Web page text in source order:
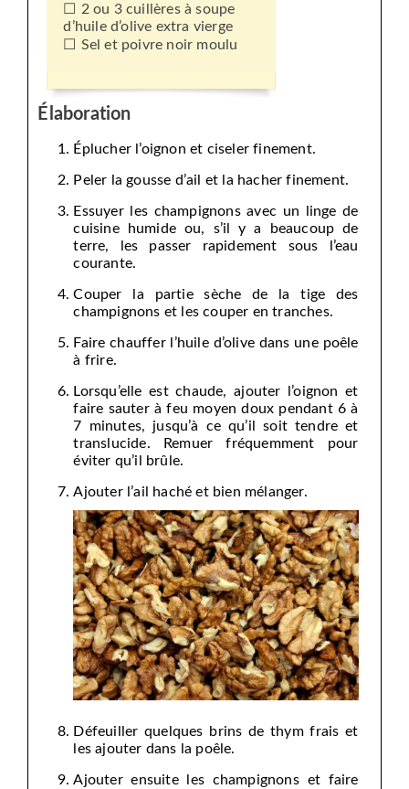
2 ou 3 cuillères à soupe
d’huile d’olive extra vierge
Sel et poivre noir moulu
Élaboration
Éplucher l’oignon et ciseler finement.
Peler la gousse d’ail et la hacher finement.
Essuyer les champignons avec un linge de
cuisine humide ou, s’il y a beaucoup de
terre, les passer rapidement sous l’eau
courante.
Couper la partie sèche de la tige des
champignons et les couper en tranches.
Faire chauffer l’huile d’olive dans une poêle
à frire.
Lorsqu’elle est chaude, ajouter l’oignon et
faire sauter à feu moyen doux pendant 6 à
7 minutes, jusqu’à ce qu’il soit tendre et
translucide. Remuer fréquemment pour
éviter qu’il brûle.
Ajouter l’ail haché et bien mélanger.
Défeuiller quelques brins de thym frais et
les ajouter dans la poêle.
Ajouter ensuite les champignons et faire